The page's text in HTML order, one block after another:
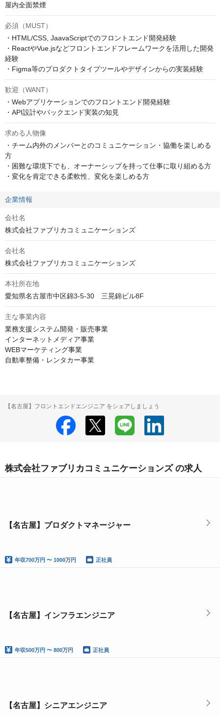
屋内全面禁煙
必須（MUST）
・HTML/CSS, JaavaScriptでのフロントエンド開発経験
・ReactやVue.jsなどフロントエンドフレームワークを活用した開発
経験
・Figma等のプロダクトタイプツールやデザインからの実装経験
歓迎（WANT）
・Webアプリケーションでのフロントエンド開発経験
・API設計やバックエンド実装の知見
求める人物像
・チーム内外のメンバーとのコミュニケーション・協働を楽しめる
方
・困難な環境下でも、オーナーシップを持って仕事に取り組める方
・変化を肯定できる柔軟性、変化を楽しめる方
企業情報
会社名
株式会社ファブリカコミュニケーションズ
会社名
株式会社ファブリカコミュニケーションズ
本社所在地
愛知県名古屋市中区錦3-5-30　三晃錦ビル8F
主な事業内容
業務支援システム開発・販売事業
インターネットメディア事業
WEBマーケティング事業
自動車整備・レンタカー事業
【名古屋】フロントエンドエンジニア をシェアしましょう
株式会社ファブリカコミュニケーションズ の求人
【名古屋】プロダクトマネージャー
年収700万円 〜 1000万円 正社員
【名古屋】インフラエンジニア
年収500万円 〜 800万円 正社員
【名古屋】シニアエンジニア